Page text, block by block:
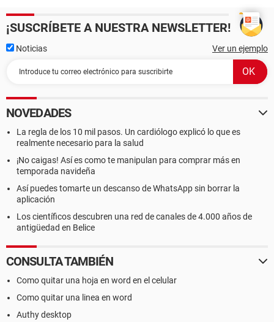
¡SUSCRÍBETE A NUESTRA NEWSLETTER!
Noticias Ver un ejemplo
NOVEDADES
La regla de los 10 mil pasos. Un cardiólogo explicó lo que es
realmente necesario para la salud
¡No caigas! Así es como te manipulan para comprar más en
temporada navideña
Así puedes tomarte un descanso de WhatsApp sin borrar la
aplicación
Los científicos descubren una red de canales de 4.000 años de
antigüedad en Belice
CONSULTA TAMBIÉN
Como quitar una hoja en word en el celular
Como quitar una linea en word
Authy desktop